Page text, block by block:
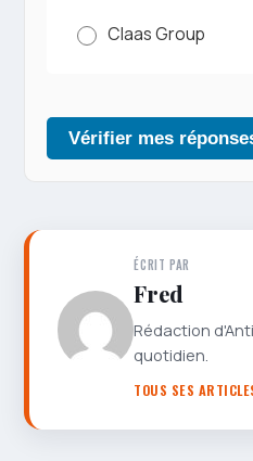
Claas Group
Vérifier mes
ÉCRIT PAR
Fred
Rédaction
quotidien.
TOUS SES